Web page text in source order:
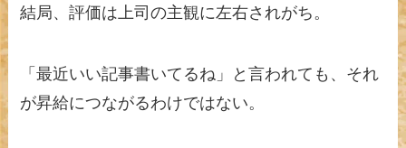
結局、評価は上司の主観に左右されがち。
「最近いい記事書いてるね」と言われても、それ
が昇給につながるわけではない。